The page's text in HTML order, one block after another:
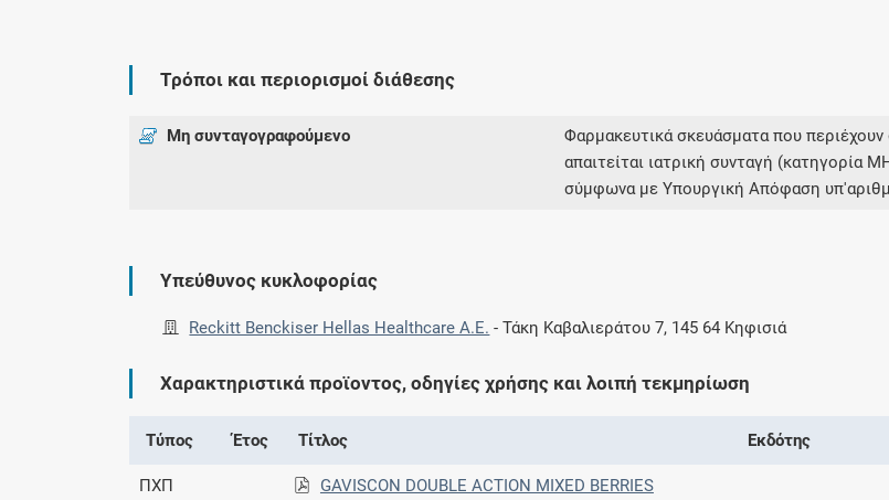
Τρόποι και περιορισμοί διάθεσης
Μη συνταγογραφούμενο
Φαρμακευτικά σκευάσματα που
απαιτείται ιατρική συνταγή (κατηγορία
σύμφωνα με Υπουργική Απόφαση
Υπεύθυνος κυκλοφορίας
Reckitt Benckiser Hellas Healthcare Α.Ε. -Τάκη Καβαλιεράτου 7, 145 64 Κηφισιά
Χαρακτηριστικά προϊοντος, οδηγίες χρήσης και λοιπή τεκμηρίωση
Τύπος Έτος Τίτλος Εκδότης
ΠΧΠ
GAVISCON DOUBLE ACTION MIXED BERRIES